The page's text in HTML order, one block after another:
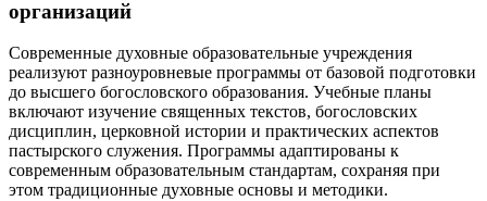
организаций
Современные духовные образовательные учреждения
реализуют разноуровневые программы от базовой подготовки
до высшего богословского образования. Учебные планы
включают изучение священных текстов, богословских
дисциплин, церковной истории и практических аспектов
пастырского служения. Программы адаптированы к
современным образовательным стандартам, сохраняя при
этом традиционные духовные основы и методики.